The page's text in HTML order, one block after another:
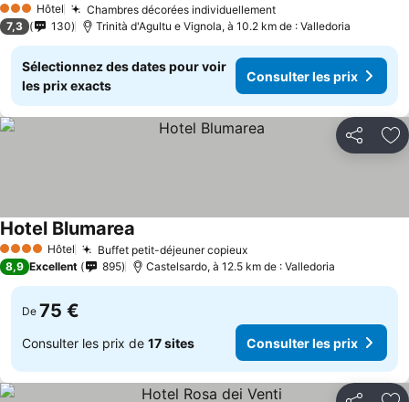
3 ÉtoilesHôtel Chambres décorées individuellement
7,3 130 Trinità d'Agultu e Vignola, à 10.2 km de : Valledoria
Sélectionnez des dates pour voir
les prix exacts
Consulter les prix
Partager
4 Étoiles Hôtel Buffet petit-déjeuner copieux
Hotel Blumarea
8,9 Excellent 895 Castelsardo, à 12.5 km de : Valledoria
De 75 €
Consulter les prix de 17 sites Consulter les prix